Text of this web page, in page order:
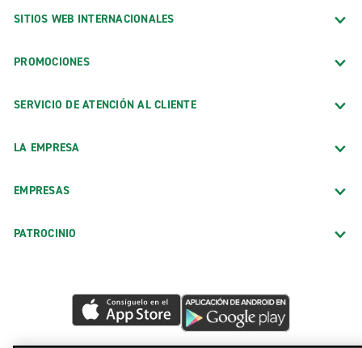
SITIOS WEB INTERNACIONALES
PROMOCIONES
SERVICIO DE ATENCIÓN AL CLIENTE
LA EMPRESA
EMPRESAS
PATROCINIO